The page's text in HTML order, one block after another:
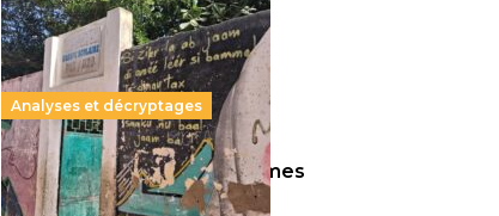
Analyses et décryptages
258 millions d’enfants victimes
de la guerre, des chocs